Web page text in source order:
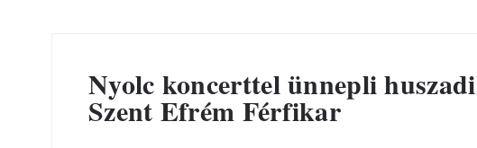
Nyolc koncerttel ünnepli
Szent Efrém Férfikar